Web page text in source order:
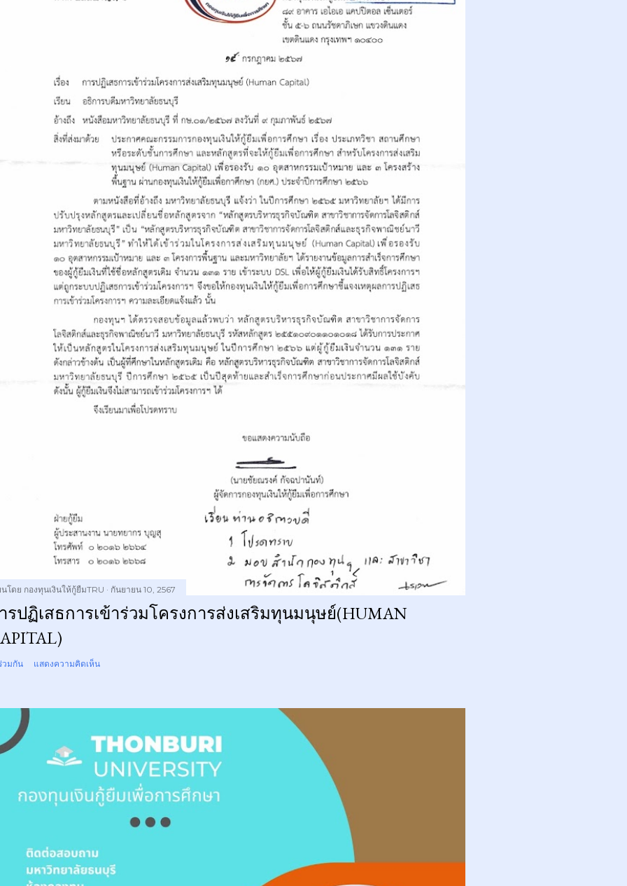
นโดย กองทุนเงินให้กู้ยืมTRU กันยายน 10, 2567
รปฏิเสธการเข้าร่วมโครงการส่งเสริมทุนมนุษย์(HUMAN
วมกัน แสดงความคิดเห็น